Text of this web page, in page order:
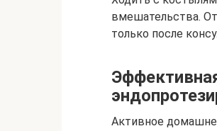
вмешательства.
только после
Активное